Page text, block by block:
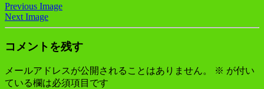
Previous Image
Next Image
コメントを残す
メールアドレスが公開されることはありません。 ※ が付い
ている欄は必須項目です